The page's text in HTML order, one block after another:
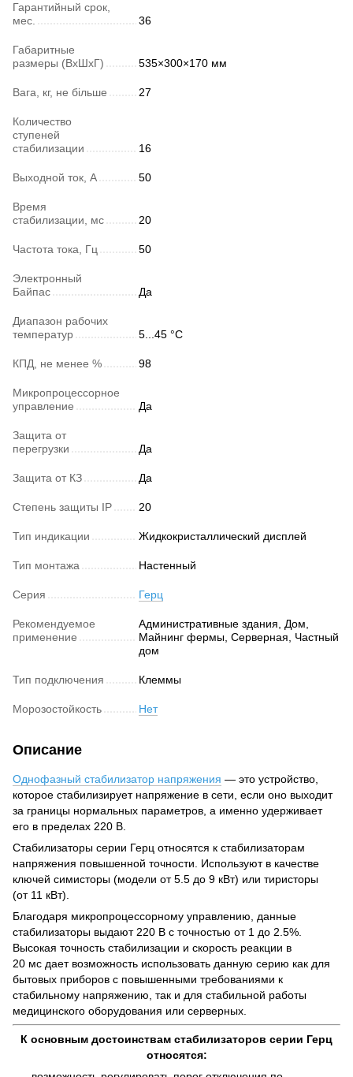
Гарантийный срок,
мес.
36
Габаритные
размеры (ВхШхГ)
535×300×170 мм
Вага, кг, не більше 27
Количество
ступеней
стабилизации
16
Выходной ток, А 50
Время
стабилизации, мс
20
Частота тока, Гц 50
Электронный
Байпас
Да
Диапазон рабочих
температур
5...45 °C
КПД, не менее % 98
Микропроцессорное
управление
Да
Защита от
перегрузки
Да
Защита от КЗ Да
Степень защиты IP 20
Тип индикации Жидкокристаллический дисплей
Тип монтажа Настенный
Серия Герц
Рекомендуемое
применение
Административные здания, Дом,
Майнинг фермы, Серверная, Частный
дом
Тип подключения Клеммы
Морозостойкость Нет
Описание
Однофазный стабилизатор напряжения — это устройство,
которое стабилизирует напряжение в сети, если оно выходит
за границы нормальных параметров, а именно удерживает
его в пределах 220 В.
Стабилизаторы серии Герц относятся к стабилизаторам
напряжения повышенной точности. Используют в качестве
ключей симисторы (модели от 5.5 до 9 кВт) или тиристоры
(от 11 кВт).
Благодаря микропроцессорному управлению, данные
стабилизаторы выдают 220 В с точностью от 1 до 2.5%.
Высокая точность стабилизации и скорость реакции в
20 мс дает возможность использовать данную серию как для
бытовых приборов с повышенными требованиями к
стабильному напряжению, так и для стабильной работы
медицинского оборудования или серверных.
К основным достоинствам стабилизаторов серии Герц
относятся: